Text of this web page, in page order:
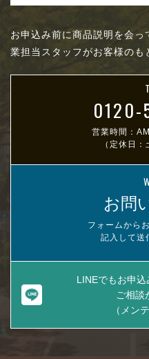
お申込み前に商品説明を会
業担当スタッフがお客様のも
営業時間：
（定休日：
お問
フォームから
記入して送
LINEでもお申
ご相談
（メン